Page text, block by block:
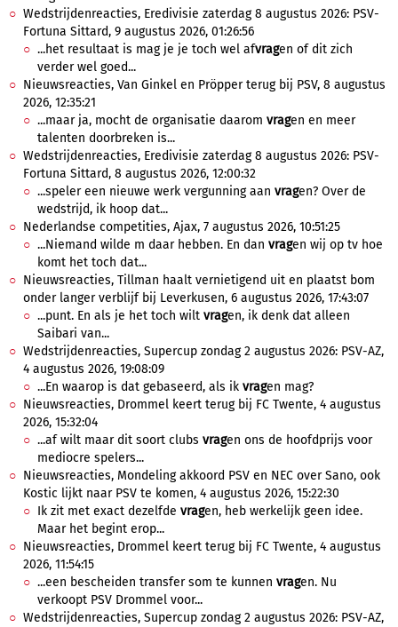
Wedstrijdenreacties, Eredivisie zaterdag 8 augustus 2026: PSV-
Fortuna Sittard, 9 augustus 2026, 01:26:56
...het resultaat is mag je je toch wel afvragen of dit zich
verder wel goed...
Nieuwsreacties, Van Ginkel en Pröpper terug bij PSV, 8 augustus
2026, 12:35:21
...maar ja, mocht de organisatie daarom vragen en meer
talenten doorbreken is...
Wedstrijdenreacties, Eredivisie zaterdag 8 augustus 2026: PSV-
Fortuna Sittard, 8 augustus 2026, 12:00:32
...speler een nieuwe werk vergunning aan vragen? Over de
wedstrijd, ik hoop dat...
Nederlandse competities, Ajax, 7 augustus 2026, 10:51:25
...Niemand wilde m daar hebben. En dan vragen wij op tv hoe
komt het toch dat...
Nieuwsreacties, Tillman haalt vernietigend uit en plaatst bom
onder langer verblijf bij Leverkusen, 6 augustus 2026, 17:43:07
...punt. En als je het toch wilt vragen, ik denk dat alleen
Saibari van...
Wedstrijdenreacties, Supercup zondag 2 augustus 2026: PSV-AZ,
4 augustus 2026, 19:08:09
...En waarop is dat gebaseerd, als ik vragen mag?
Nieuwsreacties, Drommel keert terug bij FC Twente, 4 augustus
2026, 15:32:04
...af wilt maar dit soort clubs vragen ons de hoofdprijs voor
mediocre spelers...
Nieuwsreacties, Mondeling akkoord PSV en NEC over Sano, ook
Kostic lijkt naar PSV te komen, 4 augustus 2026, 15:22:30
Ik zit met exact dezelfde vragen, heb werkelijk geen idee.
Maar het begint erop...
Nieuwsreacties, Drommel keert terug bij FC Twente, 4 augustus
2026, 11:54:15
...een bescheiden transfer som te kunnen vragen. Nu
verkoopt PSV Drommel voor...
Wedstrijdenreacties, Supercup zondag 2 augustus 2026: PSV-AZ,